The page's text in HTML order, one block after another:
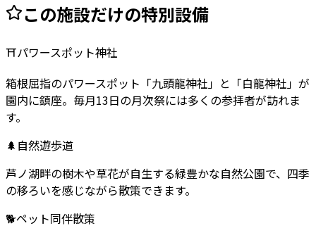
この施設だけの特別設備
⛩️パワースポット神社
箱根屈指のパワースポット「九頭龍神社」と「白龍神社」が
園内に鎮座。毎月13日の月次祭には多くの参拝者が訪れま
す。
🌲 自然遊歩道
芦ノ湖畔の樹木や草花が自生する緑豊かな自然公園で、四季
の移ろいを感じながら散策できます。
🐕ペット同伴散策